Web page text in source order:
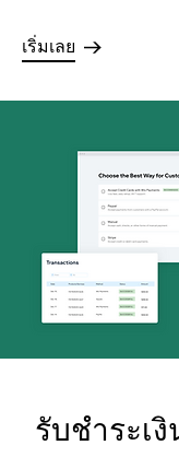
เริ่มเลย
รับชำระเ